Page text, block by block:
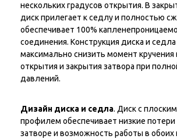
нескольких градусов открытия. В
диск прилегает к седлу и полностью
обеспечивает 100%
соединения. Конструкция диска и
максимально снизить момент кручения
открытия и закрытия затвора при
давлений.
Дизайн диска и седла. Диск с
профилем обеспечивает низкие
затворе и возможность работы в обоих